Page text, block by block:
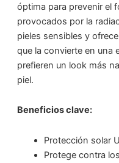
óptima para prevenir el
provocados por la
pieles sensibles y
que la convierte en una
prefieren un look más
piel.
Beneficios clave:
Protección solar
Protege contra